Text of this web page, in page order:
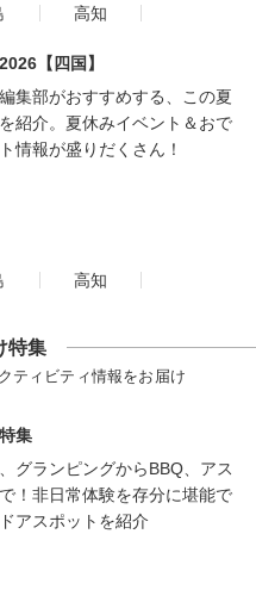
高知
【四国】
集部がおすすめする、この夏
紹介。夏休みイベント＆おで
情報が盛りだくさん！
高知
特集
ティビティ情報をお届け
集
グランピングからBBQ、アス
！非日常体験を存分に堪能で
アスポットを紹介